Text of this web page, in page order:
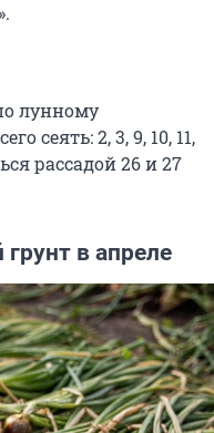
лунному
сеять: 2, 3, 9, 10, 11,
рассадой 26 и 27
в апреле